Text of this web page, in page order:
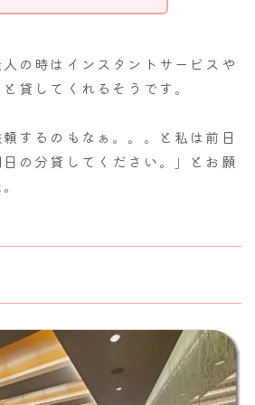
の時はインスタントサービスや
貸してくれるそうです。
するのもなぁ。。。と私は前日
の分貸してください。」とお願